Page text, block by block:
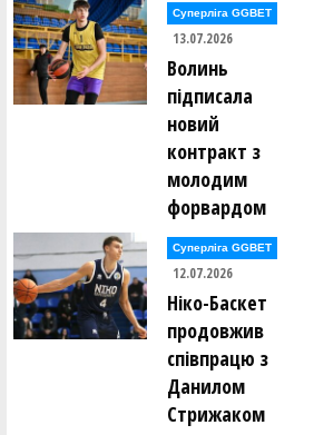
Сергій Сальніков ()
Сергій Сальніков ()
Роман Свиницький ()
Вясчеслав Севаст'янов ()
Євген Селіванов ()
Світлана Середня ()
Олег Сивулицький ()
Валентин Сліпуха ()
В'ячеслав Слюсар ()
Станіслав Смірнов ()
Віктор Соболевський ()
Ігор Соловей ()
Антон Соловйов ()
Євген Сорока ()
Анна Сорокіна (Литвин) ()
Євгенія Спітковська ()
Богдан Стеценко ()
Ярослав Стецюк ()
Андрій Ступченко ()
Олександр Сукачов ()
Суперліга GGBET
13.07.2026
Волинь
підписала
новий
контракт з
молодим
форвардом
Суперліга GGBET
12.07.2026
Ніко-Баскет
продовжив
співпрацю з
Данилом
Стрижаком